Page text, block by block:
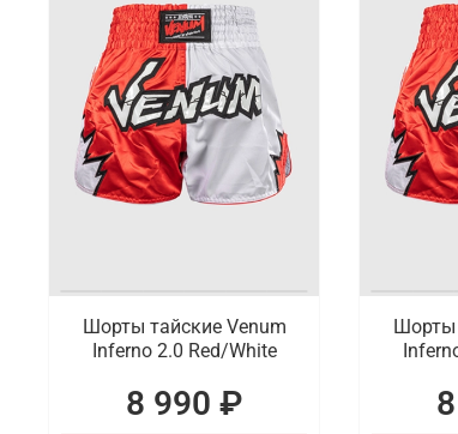
Шорты тайские Venum
Inferno 2.0 Red/White
8 990 ₽
Шорты